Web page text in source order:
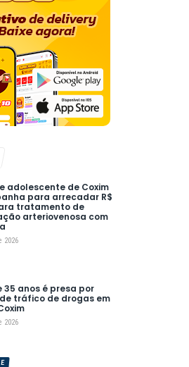
adolescente de Coxim
para arrecadar R$
tratamento de
arteriovenosa com
2026
35 anos é presa por
tráfico de drogas em
2026